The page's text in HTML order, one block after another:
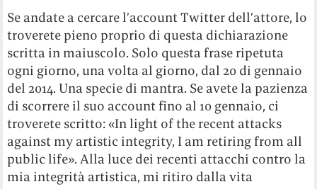
Se andate a cercare l’account Twitter dell’attore, lo
troverete pieno proprio di questa dichiarazione
scritta in maiuscolo. Solo questa frase ripetuta
ogni giorno, una volta al giorno, dal 20 di gennaio
del 2014. Una specie di mantra. Se avete la pazienza
di scorrere il suo account fino al 10 gennaio, ci
troverete scritto: «In light of the recent attacks
against my artistic integrity, I am retiring from all
public life». Alla luce dei recenti attacchi contro la
mia integrità artistica, mi ritiro dalla vita